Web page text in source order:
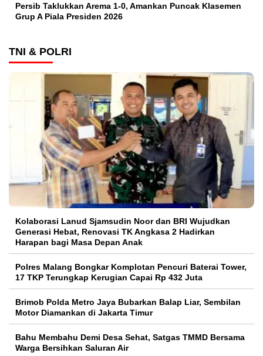
Persib Taklukkan Arema 1-0, Amankan Puncak Klasemen
Grup A Piala Presiden 2026
TNI & POLRI
Kolaborasi Lanud Sjamsudin Noor dan BRI Wujudkan
Generasi Hebat, Renovasi TK Angkasa 2 Hadirkan
Harapan bagi Masa Depan Anak
Polres Malang Bongkar Komplotan Pencuri Baterai Tower,
17 TKP Terungkap Kerugian Capai Rp 432 Juta
Brimob Polda Metro Jaya Bubarkan Balap Liar, Sembilan
Motor Diamankan di Jakarta Timur
Bahu Membahu Demi Desa Sehat, Satgas TMMD Bersama
Warga Bersihkan Saluran Air